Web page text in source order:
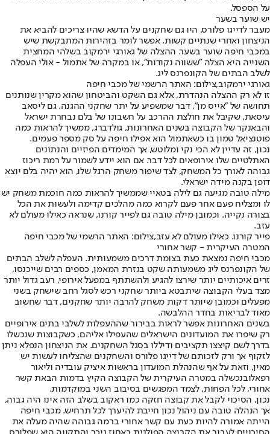
על הספסל.
יש שוער בשער
מעבר לדייגו פלורס, היו גם שחקנים על הדשא שהיו צריכים להביא את
הניצחון ואחרי שנתיים קשות, אפשר לומר בזהירות המתבקשת שיש
במכבי חיפה שוער בשער. ההצלה של גאורגי ירמקוב בשלהי המחצית
השנייה היא הצלה ״ששווה נקודות״, או במקרה של אתמול - אולי העפלה
לשלב הבתים של הקונפרנס ליג.
גאורגי ירמקוב,צילום: האתר הרשמי של מכבי חיפה
זו לא רק ההצלה הנהדרת, אלא גם השקט והביטחון שהוא מקרין שנותנים
תחושה של ״אייס מן״, דבר שמשפיע על יתר שחקני ההגנה. גם ליסאב
עיסאת, שקיבל את חולצת ההרכב על חשבונו של בלם נבחרת ישראל
והבאנקר של הקבוצה בשנים האחרונות, גולדברג, ממשיך להראות כמה
פוטנציאל טמון בו כשאתמול הוא אפילו חיפה על סק מספר פעמים.
נכון, זה עדיין לא הכי נקי ומלוטש, אך המימדים הפיזיים והנתונים
האתלטיים שלו אירופאים לכל דבר. אם הוא יידע לשמור על רמת ריכוז
גבוהה לאורך כל המשחק, לצד שיפור משחק הרגל שלו, הוא יהיה בלם יוצא
דופן בקנה מידה ישראלי.
מילה טובה מגיעה גם לילה בטאיי שממשיך להראות כמה חוכמת משחק יש
לו ומצליח פעם אחר פעם לקרוא כמה מהלכים קדימה ולעשות את הכל
בצורה נקייה. וכמובן מילה טובה גם לפייר קורנו, שנראה כאילו מעולם לא
עזב.
פייר קורנו. כאילו מעולם לא עזב,צילום: האתר הרשמי של מכבי חיפה
המטרה העיקרית - קשר אחורי
מכבי חיפה נמצאת כעת בצומת דרכים משמעותית. העפלה לשלב הבתים
של הקונפרנס ליג משמעותה שקט בגזרת המאמן, כספים רבים שייכנסו,
זרים איכותיים יותר שירצו להגיע ולהשתתף במפעל אירופי, רעב גדול יותר
מצד בעלי הקבוצה שיתבטא ביותר שחקני רכש לסגל רחב שישחק בשני
מפעלים וכמובן שיותר דקות משחק להרבה יותר שחקנים, דבר שחשוב
מאוד לבריאות בחדר ההלבשה.
בשנים האחרונות אפשר לראות בבירור שההעפלות לשלבי בתים אירופיים
רק שיפרו את המועדונים הישראלים שהעפילו אליהם, כשקבוצות שנכשלו
בדרך לשם קיצצו תקציבים ודיללו בסגל השחקנים. את הניצחון הנפלא ניתן
לזקוף אך ורק לזכותם של דייגו פלורס והשחקנים שהצליחו לעשות יש
מאין, וזאת על אף שהנהלת המועדון בראשות איציק עובדיה וליאור
רפאלובנכשלה במטרה העיקרית של הקבוצה הקיץ בדמות הבאת קשר
אחורי, לכל הפחות, לצמד המפגשים בסיבוב השני במוקדמות.
נכון, הסיכוי לקבל את קבוצה חזקה כמו ראקוב בשלב הזה אינו היה גבוה,
אך הנהלה טובה עם ניהול נכון חייבת להיערך לכל תרחיש. מכבי חיפה
הייתה אמורה להיות כעת עם קשר אחורי ברמה גבוהה שהיה מעלה את